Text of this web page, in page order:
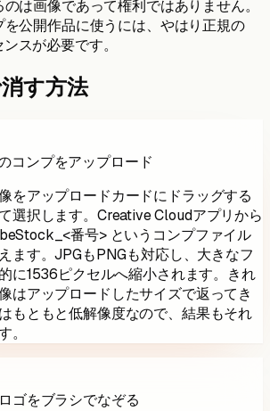
は画像であって権利ではありません。
を公開作品に使うには、やはり正規の
スが必要です。
す方法
コンプをアップロード
をアップロードカードにドラッグする
選択します。Creative Cloudアプリから
番号> というコンプファイル
ます。JPGもPNGも対応し、大きなフ
に1536ピクセルへ縮小されます。きれ
はアップロードしたサイズで返ってき
もともと低解像度なので、結果もそれ
。
ゴをブラシでなぞる